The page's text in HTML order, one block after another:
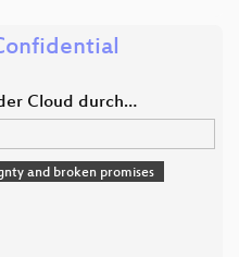
Cloud durch…
and broken promises